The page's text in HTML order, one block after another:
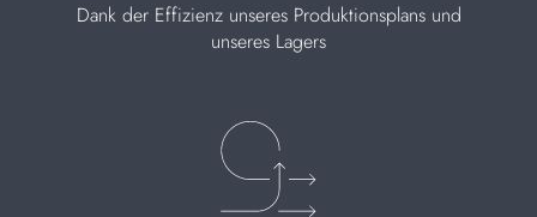
Dank der Effizienz unseres Produktionsplans und
unseres Lagers